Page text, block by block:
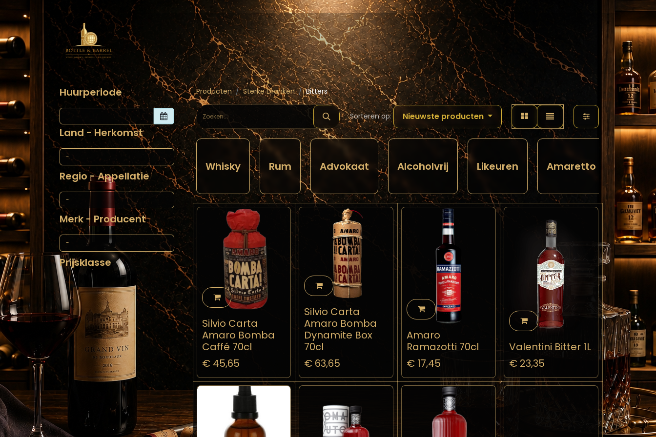
Home Webshop Schilde ( Wines & Spirits ) Masterclass Assortiment Blog Horecaplatform
Huurperiode
Land - Herkomst
Regio - Appellatie
Merk - Producent
Prijsklasse
Producten Sterke Dranken Bitters
Sorteren op: Nieuwste producten
Whisky Rum Advokaat Alcoholvrij Likeuren Amaretto
Silvio Carta
Amaro Bomba
Caffé 70cl
€ 45,65
Silvio Carta
Amaro Bomba
Dynamite Box
70cl
€ 63,65
Amaro
Ramazotti 70cl
€ 17,45
Valentini Bitter 1L
€ 23,35